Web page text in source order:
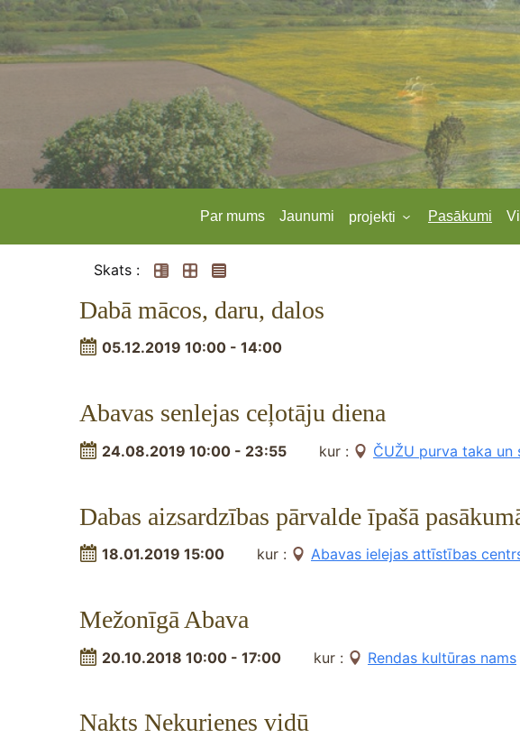
Par mums Jaunumi projekti Pasākumi
Skats :
Dabā mācos, daru, dalos
05.12.2019 10:00 - 14:00
Abavas senlejas ceļotāju diena
24.08.2019 10:00 - 23:55 kur : ČUŽU purva taka un
Dabas aizsardzības pārvalde īpašā
18.01.2019 15:00 kur : Abavas ielejas attīstības
Mežonīgā Abava
20.10.2018 10:00 - 17:00 kur : Rendas kultūras nams
Nakts Nekurienes vidū